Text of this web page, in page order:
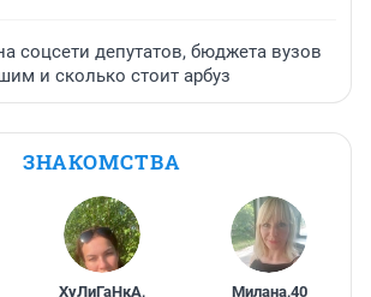
соцсети депутатов, бюджета вузов
и сколько стоит арбуз
ЗНАКОМСТВА
ХуЛиГаНкА,
Милана,40